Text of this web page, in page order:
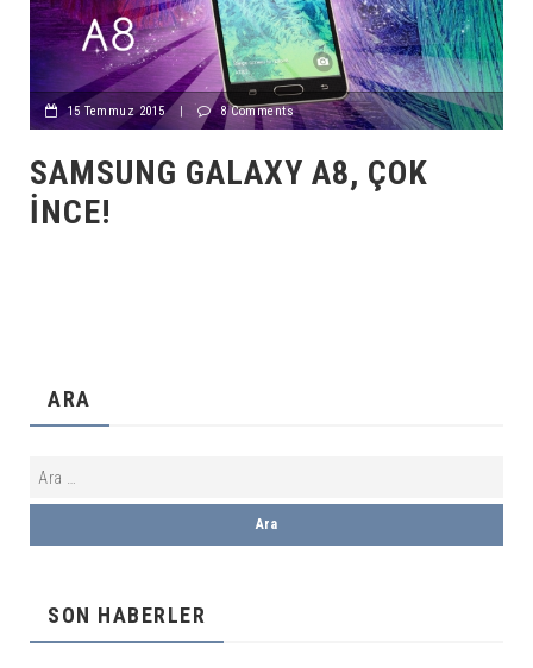
15 Temmuz 2015 8 Comments
SAMSUNG GALAXY A8, ÇOK
İNCE!
ARA
SON HABERLER